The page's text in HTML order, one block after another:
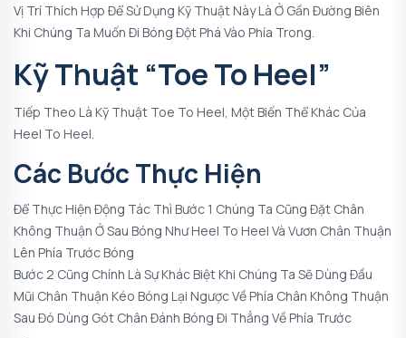
Vị Trí Thích Hợp Để Sử Dụng Kỹ Thuật Này Là Ở Gần Đường Biên
Khi Chúng Ta Muốn Đi Bóng Đột Phá Vào Phía Trong.
Kỹ Thuật “Toe To Heel”
Tiếp Theo Là Kỹ Thuật Toe To Heel , Một Biến Thể Khác Của
Heel To Heel
Các Bước Thực Hiện
Để Thực Hiện Động Tác Thì Bước 1 Chúng Ta Cũng Đặt Chân
Không Thuận Ở Sau Bóng Như Heel To Heel Và Vươn Chân Thuận
Lên Phía Trước Bóng
Bước 2 Cũng Chính Là Sự Khác Biệt Khi Chúng Ta Sẽ Dùng Đầu
Mũi Chân Thuận Kéo Bóng Lại Ngược Về Phía Chân Không Thuận
Sau Đó Dùng Gót Chân Đánh Bóng Đi Thẳng Về Phía Trước